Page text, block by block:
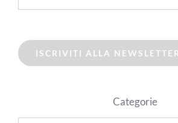
ISCRIVITI ALLA NEWSLETTER
Categorie